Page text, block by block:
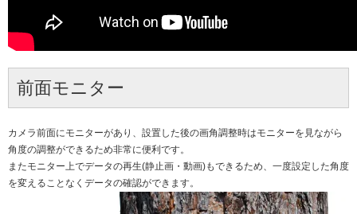
前面モニター
カメラ前面にモニターがあり、設置した後の画角調整時はモニターを見ながら
角度の調整ができるため非常に便利です。
またモニター上でデータの再生(静止画・動画)もできるため、一度設定した角度
を変えることなくデータの確認ができます。